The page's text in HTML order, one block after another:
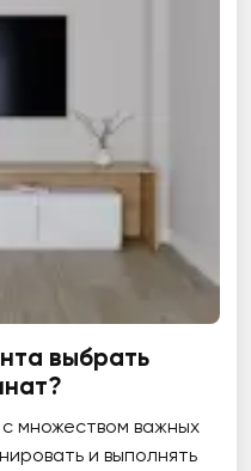
выбрать
множеством важных
и выполнять